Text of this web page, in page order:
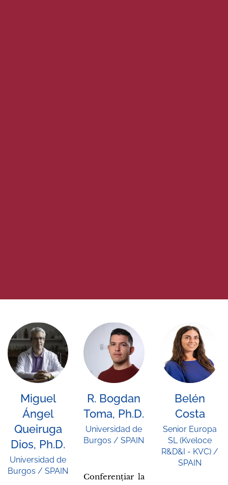
Miguel
Ángel
Queiruga
Dios, Ph.D.
Universidad de
Burgos / SPAIN
R. Bogdan
Toma, Ph.D.
Universidad de
Burgos / SPAIN
Conferențiar la
Belén
Costa
Senior Europa
SL (Kveloce
R&D&I - KVC) /
SPAIN